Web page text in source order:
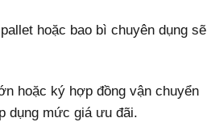
hoặc bao bì chuyên dụng sẽ
hoặc ký hợp đồng vận chuyển
dụng mức giá ưu đãi.